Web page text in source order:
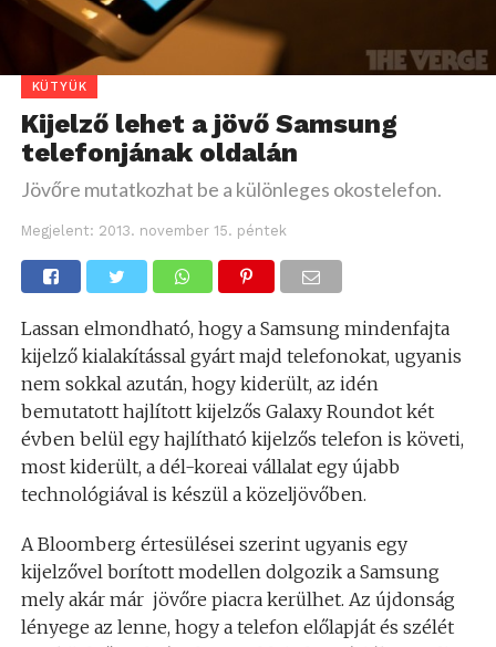
KÜTYÜK
Kijelző lehet a jövő Samsung
telefonjának oldalán
Jövőre mutatkozhat be a különleges okostelefon.
Megjelent: 2013. november 15. péntek
Lassan elmondható, hogy a Samsung mindenfajta
kijelző kialakítással gyárt majd telefonokat, ugyanis
nem sokkal azután, hogy kiderült, az idén
bemutatott hajlított kijelzős Galaxy Roundot két
évben belül egy hajlítható kijelzős telefon is követi,
most kiderült, a dél-koreai vállalat egy újabb
technológiával is készül a közeljövőben.
A Bloomberg értesülései szerint ugyanis egy
kijelzővel borított modellen dolgozik a Samsung
mely akár már jövőre piacra kerülhet. Az újdonság
lényege az lenne, hogy a telefon előlapját és szélét